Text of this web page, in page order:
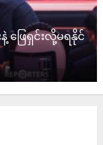
င့် ထောင်ဒဏ်များ
2026
ဆည်ရေပိုလွှဲချမှုကြောင့်
ဖြေရှင်းလို့မရနိုင်